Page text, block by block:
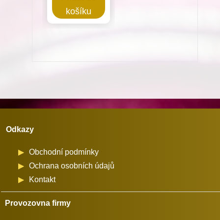
pro
cívky
množství
košíku
Odkazy
Obchodní podmínky
Ochrana osobních údajů
Kontakt
Provozovna firmy